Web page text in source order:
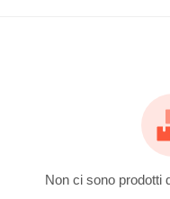
Non ci sono prodotti